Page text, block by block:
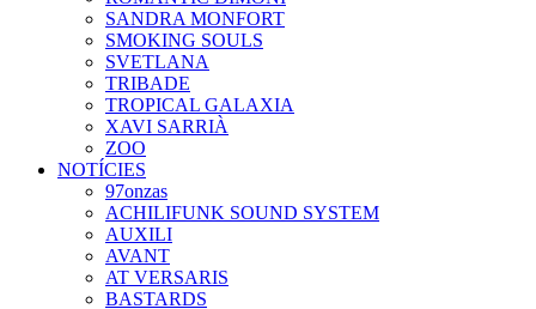
SANDRA MONFORT
SMOKING SOULS
SVETLANA
TRIBADE
TROPICAL GALAXIA
XAVI SARRIÀ
ZOO
NOTÍCIES
97onzas
ACHILIFUNK SOUND SYSTEM
AUXILI
AVANT
AT VERSARIS
BASTARDS